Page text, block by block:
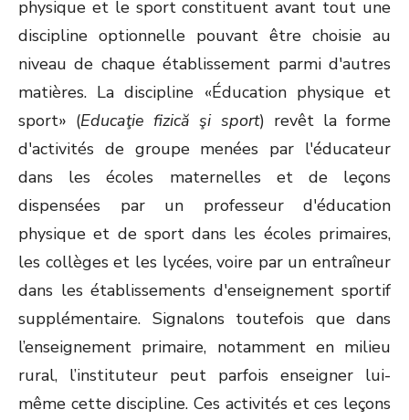
physique et le sport constituent avant tout une
discipline optionnelle pouvant être choisie au
niveau de chaque établissement parmi d'autres
matières. La discipline «Éducation physique et
sport» (Educaţie fizică şi sport) revêt la forme
d'activités de groupe menées par l'éducateur
dans les écoles maternelles et de leçons
dispensées par un professeur d'éducation
physique et de sport dans les écoles primaires,
les collèges et les lycées, voire par un entraîneur
dans les établissements d'enseignement sportif
supplémentaire. Signalons toutefois que dans
l’enseignement primaire, notamment en milieu
rural, l’instituteur peut parfois enseigner lui-
même cette discipline. Ces activités et ces leçons